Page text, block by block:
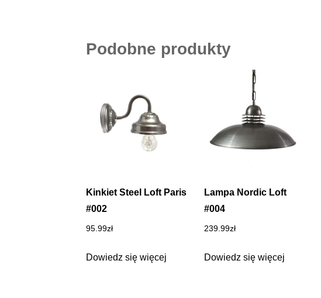
Podobne produkty
Kinkiet Steel Loft Paris
#002
95.99zł
Dowiedz się więcej
Lampa Nordic Loft
#004
239.99zł
Dowiedz się więcej